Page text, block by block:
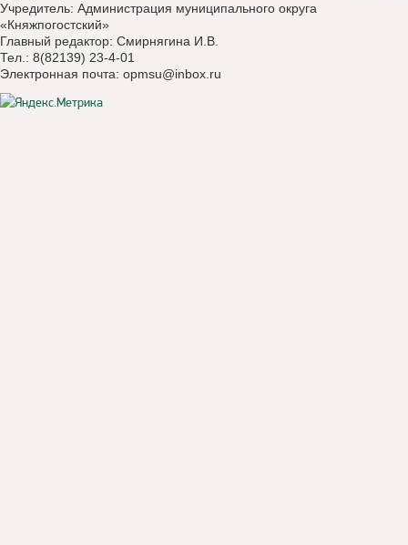
Учредитель: Администрация муниципального округа
«Княжпогостский»
Главный редактор: Смирнягина И.В.
Тел.: 8(82139) 23-4-01
Электронная почта: opmsu@inbox.ru